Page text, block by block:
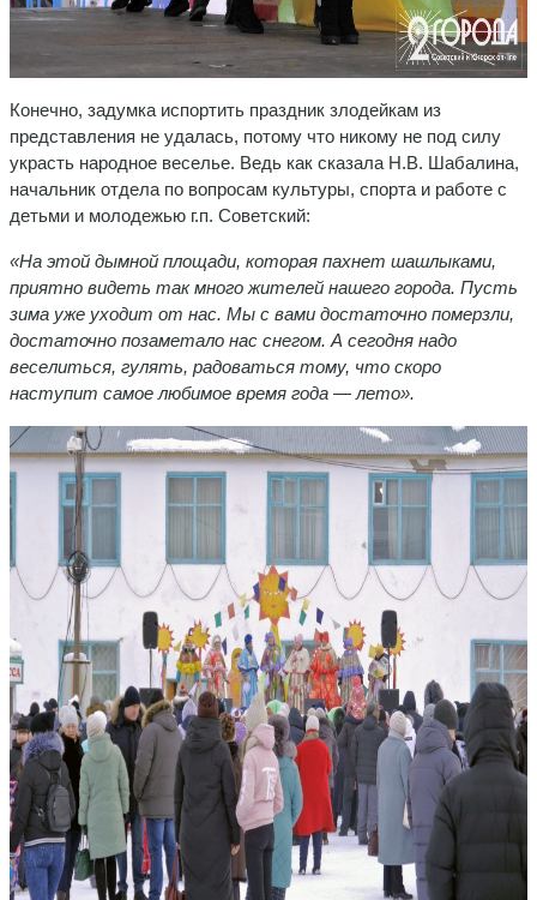
Конечно, задумка испортить праздник злодейкам из
представления не удалась, потому что никому не под силу
украсть народное веселье. Ведь как сказала Н.В. Шабалина,
начальник отдела по вопросам культуры, спорта и работе с
детьми и молодежью г.п. Советский:
«На этой дымной площади, которая пахнет шашлыками,
приятно видеть так много жителей нашего города. Пусть
зима уже уходит от нас. Мы с вами достаточно померзли,
достаточно позаметало нас снегом. А сегодня надо
веселиться, гулять, радоваться тому, что скоро
наступит самое любимое время года — лето».